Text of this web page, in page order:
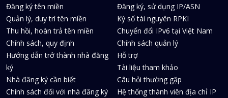
Đăng ký tên miền
Quản lý, duy trì tên miền
Thu hồi, hoàn trả tên miền
Chính sách, quy định
Hướng dẫn trở thành nhà đăng
ký
Nhà đăng ký cần biết
Chính sách đối với nhà đăng ký
Đăng ký, sử dụng IP/ASN
Ký số tài nguyên RPKI
Chuyển đổi IPv6 tại Việt Nam
Chính sách quản lý
Hỗ trợ
Tài liệu tham khảo
Câu hỏi thường gặp
Hệ thống thành viên địa chỉ IP